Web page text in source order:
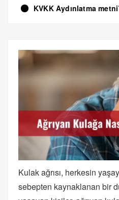
KVKK Aydınlatma metni
Kulak ağrısı, herkesin
sebepten kaynaklanan bir